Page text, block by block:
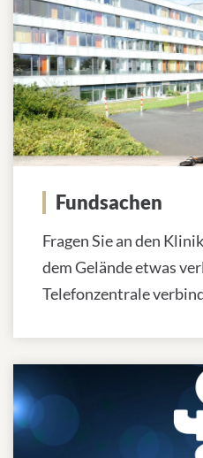
Fundsachen
Fragen Sie an den
dem Gelände etwas
Telefonzentrale